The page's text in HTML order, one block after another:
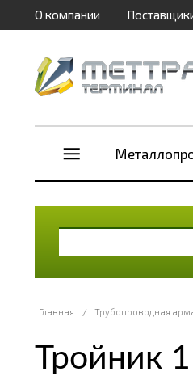
О компании
Главная / Трубопроводная
Тройник